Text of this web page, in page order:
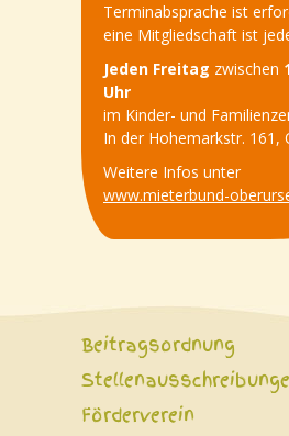
Terminabsprache ist
eine Mitgliedschaft ist
Jeden Freitag zwischen
Uhr
im Kinder- und
In der Hohemarkstr. 161,
Weitere Infos unter
www.mieterbund-
Beitragsordnung
Förderverein